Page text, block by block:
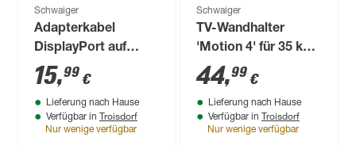
Schwaiger
Adapterkabel
DisplayPort auf
HDMI schwarz 2 m
15,99 €
Lieferung nach Hause
Verfügbar in Troisdorf
Nur wenige verfügbar
Schwaiger
TV-Wandhalter
'Motion 4' für 35 kg
Gewicht neigbar
schwenkbar drehbar
44,99 €
Lieferung nach Hause
Verfügbar in Troisdorf
Nur wenige verfügbar